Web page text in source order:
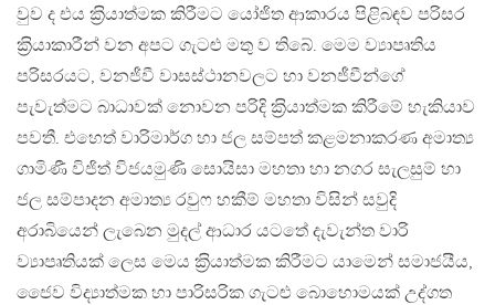
වුව ද එය ක‍්‍රියාත්මක කිරීමට යෝජිත ආකාරය පිළිබඳව පරිසර
ක‍්‍රියාකාරීන් වන අපට ගැටළු මතු ව තිබේ. මෙම ව්‍යාපෘතිය
පරිසරයට, වනජීවී වාසස්ථානවලට හා වනජීවීන්ගේ
පැවැත්මට බාධාවක් නොවන පරිදි ක‍්‍රියාත්මක කිරීමේ හැකියාව
පවතී. එහෙත් වාරිමාර්ග හා ජල සම්පත් කළමනාකරණ අමාත්‍ය
ගාමිණී විජිත් විජයමුණි සොයිසා මහතා හා නගර සැලසුම් හා
ජල සම්පාදන අමාත්‍ය රවුෆ හකීම් මහතා විසින් සවුදි
අරාබියෙන් ලැබෙන මුදල් ආධාර යටතේ දැවැන්ත වාරි
ව්‍යාපෘතියක් ලෙස මෙය ක‍්‍රියාත්මක කිරීමට යාමෙන් සමාජයීය,
ජෛව විද්‍යාත්මක හා පාරිසරික ගැටළු බොහොමයක් උද්ගත